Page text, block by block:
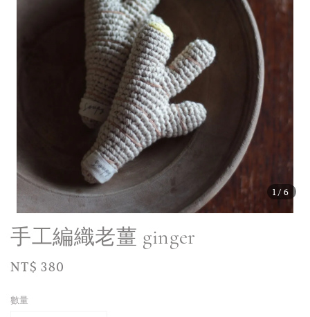
1 /6
手工編織老薑 ginger
Regular
NT$ 380
數量